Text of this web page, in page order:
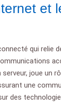
et
qui relie
serveur, joue un
une
des